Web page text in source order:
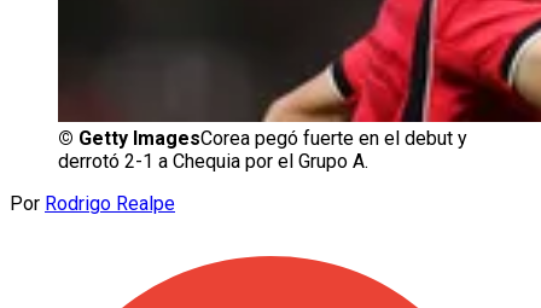
© Getty ImagesCorea pegó fuerte en el debut y
derrotó 2-1 a Chequia por el Grupo A.
Por Rodrigo Realpe